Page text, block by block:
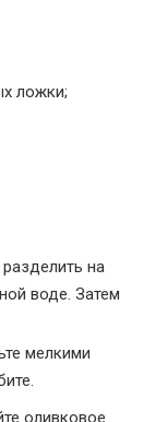
ложки;
на
воде. Затем
мелкими
оливковое